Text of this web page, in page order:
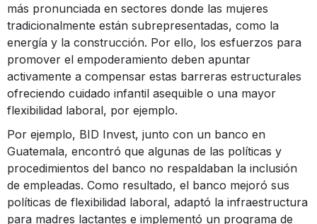
más pronunciada en sectores donde las mujeres
tradicionalmente están subrepresentadas, como la
energía y la construcción. Por ello, los esfuerzos para
promover el empoderamiento deben apuntar
activamente a compensar estas barreras estructurales
ofreciendo cuidado infantil asequible o una mayor
flexibilidad laboral, por ejemplo.
Por ejemplo, BID Invest, junto con un banco en
Guatemala, encontró que algunas de las políticas y
procedimientos del banco no respaldaban la inclusión
de empleadas. Como resultado, el banco mejoró sus
políticas de flexibilidad laboral, adaptó la infraestructura
para madres lactantes e implementó un programa de